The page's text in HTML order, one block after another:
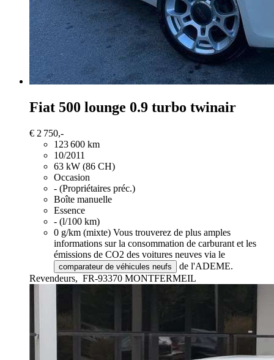
Fiat 500 lounge 0.9 turbo twinair
€ 2 750,-
123 600 km
10/2011
63 kW (86 CH)
Occasion
- (Propriétaires préc.)
Boîte manuelle
Essence
- (l/100 km)
0 g/km (mixte) Vous trouverez de plus amples
informations sur la consommation de carburant et les
émissions de CO2 des voitures neuves via le
comparateur de véhicules neufs
de l'ADEME.
Revendeurs, FR-93370 MONTFERMEIL